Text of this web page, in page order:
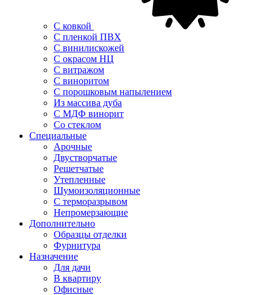
С ковкой
С пленкой ПВХ
С винилискожей
С окрасом НЦ
С витражом
С виноритом
С порошковым напылением
Из массива дуба
С МДФ винорит
Со стеклом
Специальные
Арочные
Двустворчатые
Решетчатые
Утепленные
Шумоизоляционные
С терморазрывом
Непромерзающие
Дополнительно
Образцы отделки
Фурнитура
Назначение
Для дачи
В квартиру
Офисные